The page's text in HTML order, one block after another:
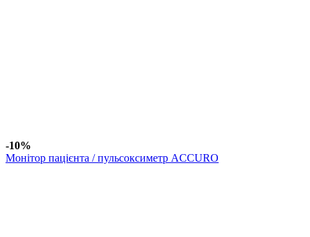
-10%
Монітор пацієнта / пульсоксиметр ACCURO